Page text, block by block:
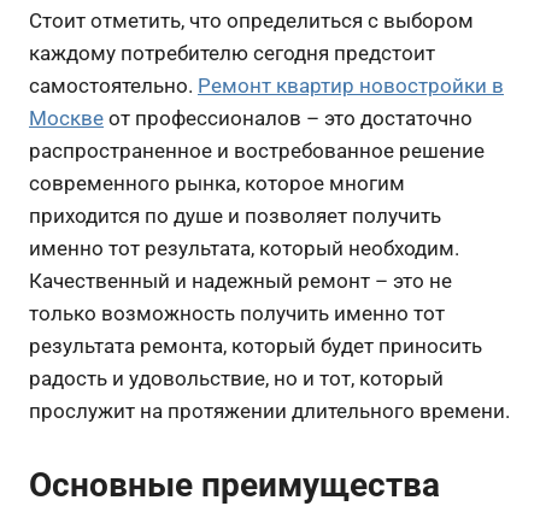
Стоит отметить, что определиться с выбором
каждому потребителю сегодня предстоит
самостоятельно. Ремонт квартир новостройки в
Москве от профессионалов – это достаточно
распространенное и востребованное решение
современного рынка, которое многим
приходится по душе и позволяет получить
именно тот результата, который необходим.
Качественный и надежный ремонт – это не
только возможность получить именно тот
результата ремонта, который будет приносить
радость и удовольствие, но и тот, который
прослужит на протяжении длительного времени.
Основные преимущества